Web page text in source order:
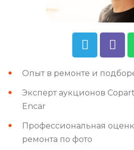
Опыт в ремонте и
Эксперт аукционов
Encar
Профессиональная
ремонта по фото